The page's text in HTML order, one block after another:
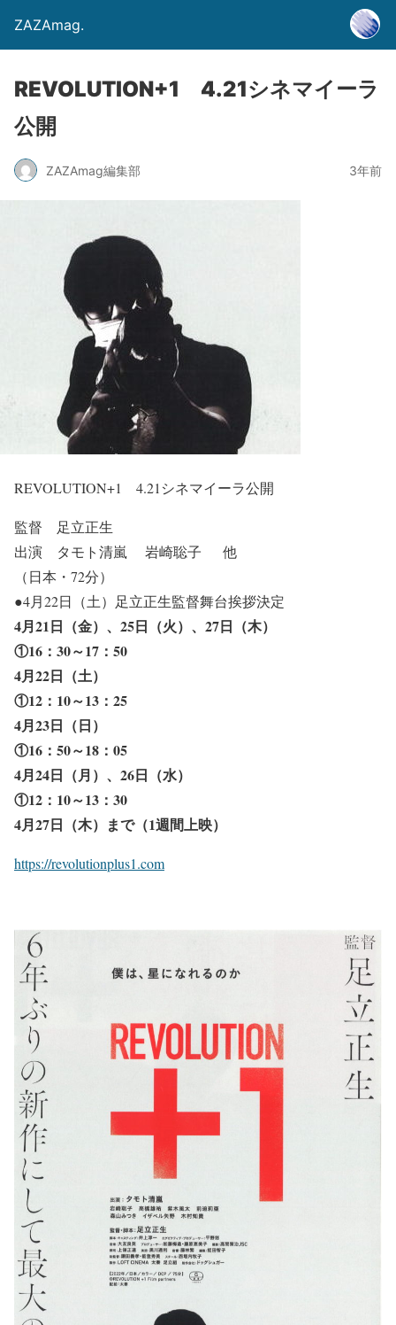
ZAZAmag.
REVOLUTION+1 4.21シネマイーラ
公開
ZAZAmag編集部 3年前
REVOLUTION+1 4.21シネマイーラ公開
監督 足立正生
出演 タモト清嵐 岩崎聡子 他
（日本・72分）
●4月22日（土）足立正生監督舞台挨拶決定
4月21日（金）、25日（火）、27日（木）
①16：30～17：50
4月22日（土）
①12：10～13：25
4月23日（日）
①16：50～18：05
4月24日（月）、26日（水）
①12：10～13：30
4月27日（木）まで（1週間上映）
https://revolutionplus1.com